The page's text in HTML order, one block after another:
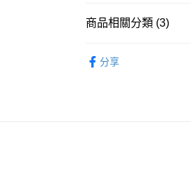
WeChat Pay
送貨方式
商品相關分類 (3)
分享